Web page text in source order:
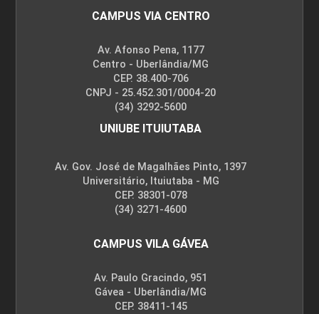
CAMPUS VIA CENTRO
Av. Afonso Pena, 1177
Centro - Uberlândia/MG
CEP. 38.400-706
CNPJ - 25.452.301/0004-20
(34) 3292-5600
UNIUBE ITUIUTABA
Av. Gov. José de Magalhães Pinto, 1397
Universitário, Ituiutaba - MG
CEP. 38301-078
(34) 3271-4600
CAMPUS VILA GÁVEA
Av. Paulo Gracindo, 951
Gávea - Uberlândia/MG
CEP. 38411-145